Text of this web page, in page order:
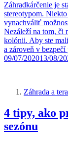
Záhradkárčenie je
stereotypom.
vynachváliť
Nezáleží na tom, či
kolónii. Aby ste
a zároveň v
09/07/202013/08/
Záhrada a
4 tipy, ako
sezónu